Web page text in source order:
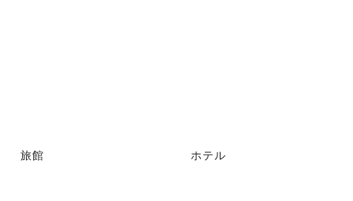
旅館 ホテル